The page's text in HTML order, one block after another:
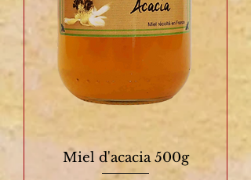
Miel d'acacia 500g